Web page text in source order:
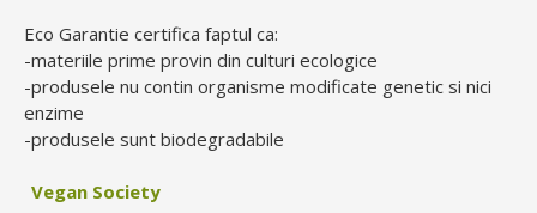
Eco Garantie certifica faptul ca:
-materiile prime provin din culturi ecologice
-produsele nu contin organisme modificate genetic si nici
enzime
-produsele sunt biodegradabile
Vegan Society